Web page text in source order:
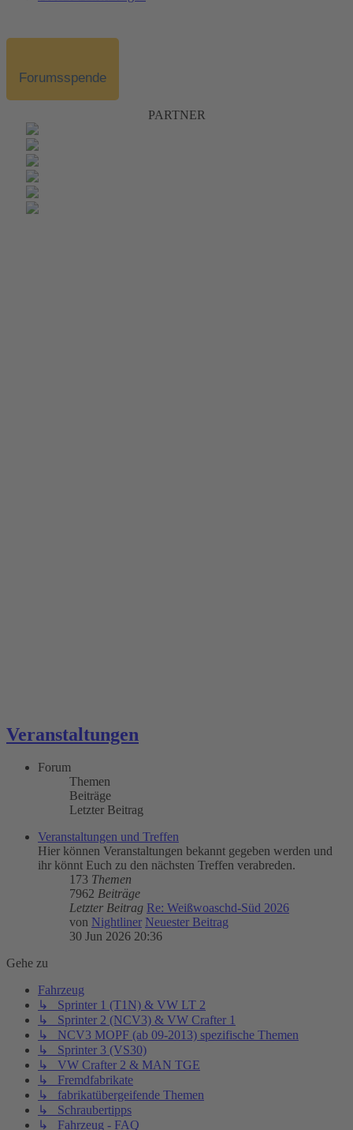
Forumsspende
PARTNER
Veranstaltungen
Forum
Themen
Beiträge
Letzter Beitrag
Veranstaltungen und Treffen
Hier können Veranstaltungen bekannt gegeben werden und
ihr könnt Euch zu den nächsten Treffen verabreden.
173 Themen
7962 Beiträge
Letzter Beitrag Re: Weißwoaschd-Süd 2026
von Nightliner Neuester Beitrag
30 Jun 2026 20:36
Gehe zu
Fahrzeug
↳ Sprinter 1 (T1N) & VW LT 2
↳ Sprinter 2 (NCV3) & VW Crafter 1
↳ NCV3 MOPF (ab 09-2013) spezifische Themen
↳ Sprinter 3 (VS30)
↳ VW Crafter 2 & MAN TGE
↳ Fremdfabrikate
↳ fabrikatübergeifende Themen
↳ Schraubertipps
↳ Fahrzeug - FAQ